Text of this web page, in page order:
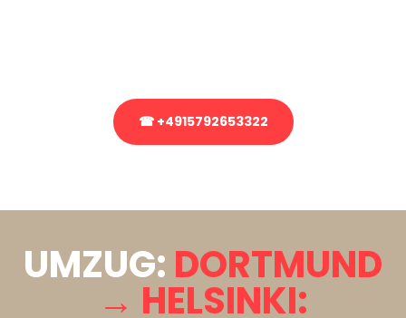
☎ +4915792653322
UMZUG: DORTMUND
→ HELSINKI: